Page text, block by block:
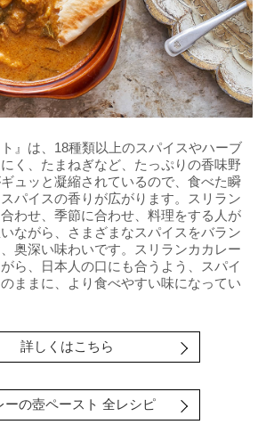
ト』は、18種類以上のスパイスやハーブ
く、たまねぎなど、たっぷりの香味野
ュッと凝縮されているので、食べた瞬
パイスの香りが広がります。スリラン
わせ、季節に合わせ、料理をする人が
ながら、さまざまなスパイスをバラン
奥深い味わいです。スリランカカレー
ら、日本人の口にも合うよう、スパイ
ままに、より食べやすい味になってい
詳しくはこちら
ーの壺ペースト 全レシピ